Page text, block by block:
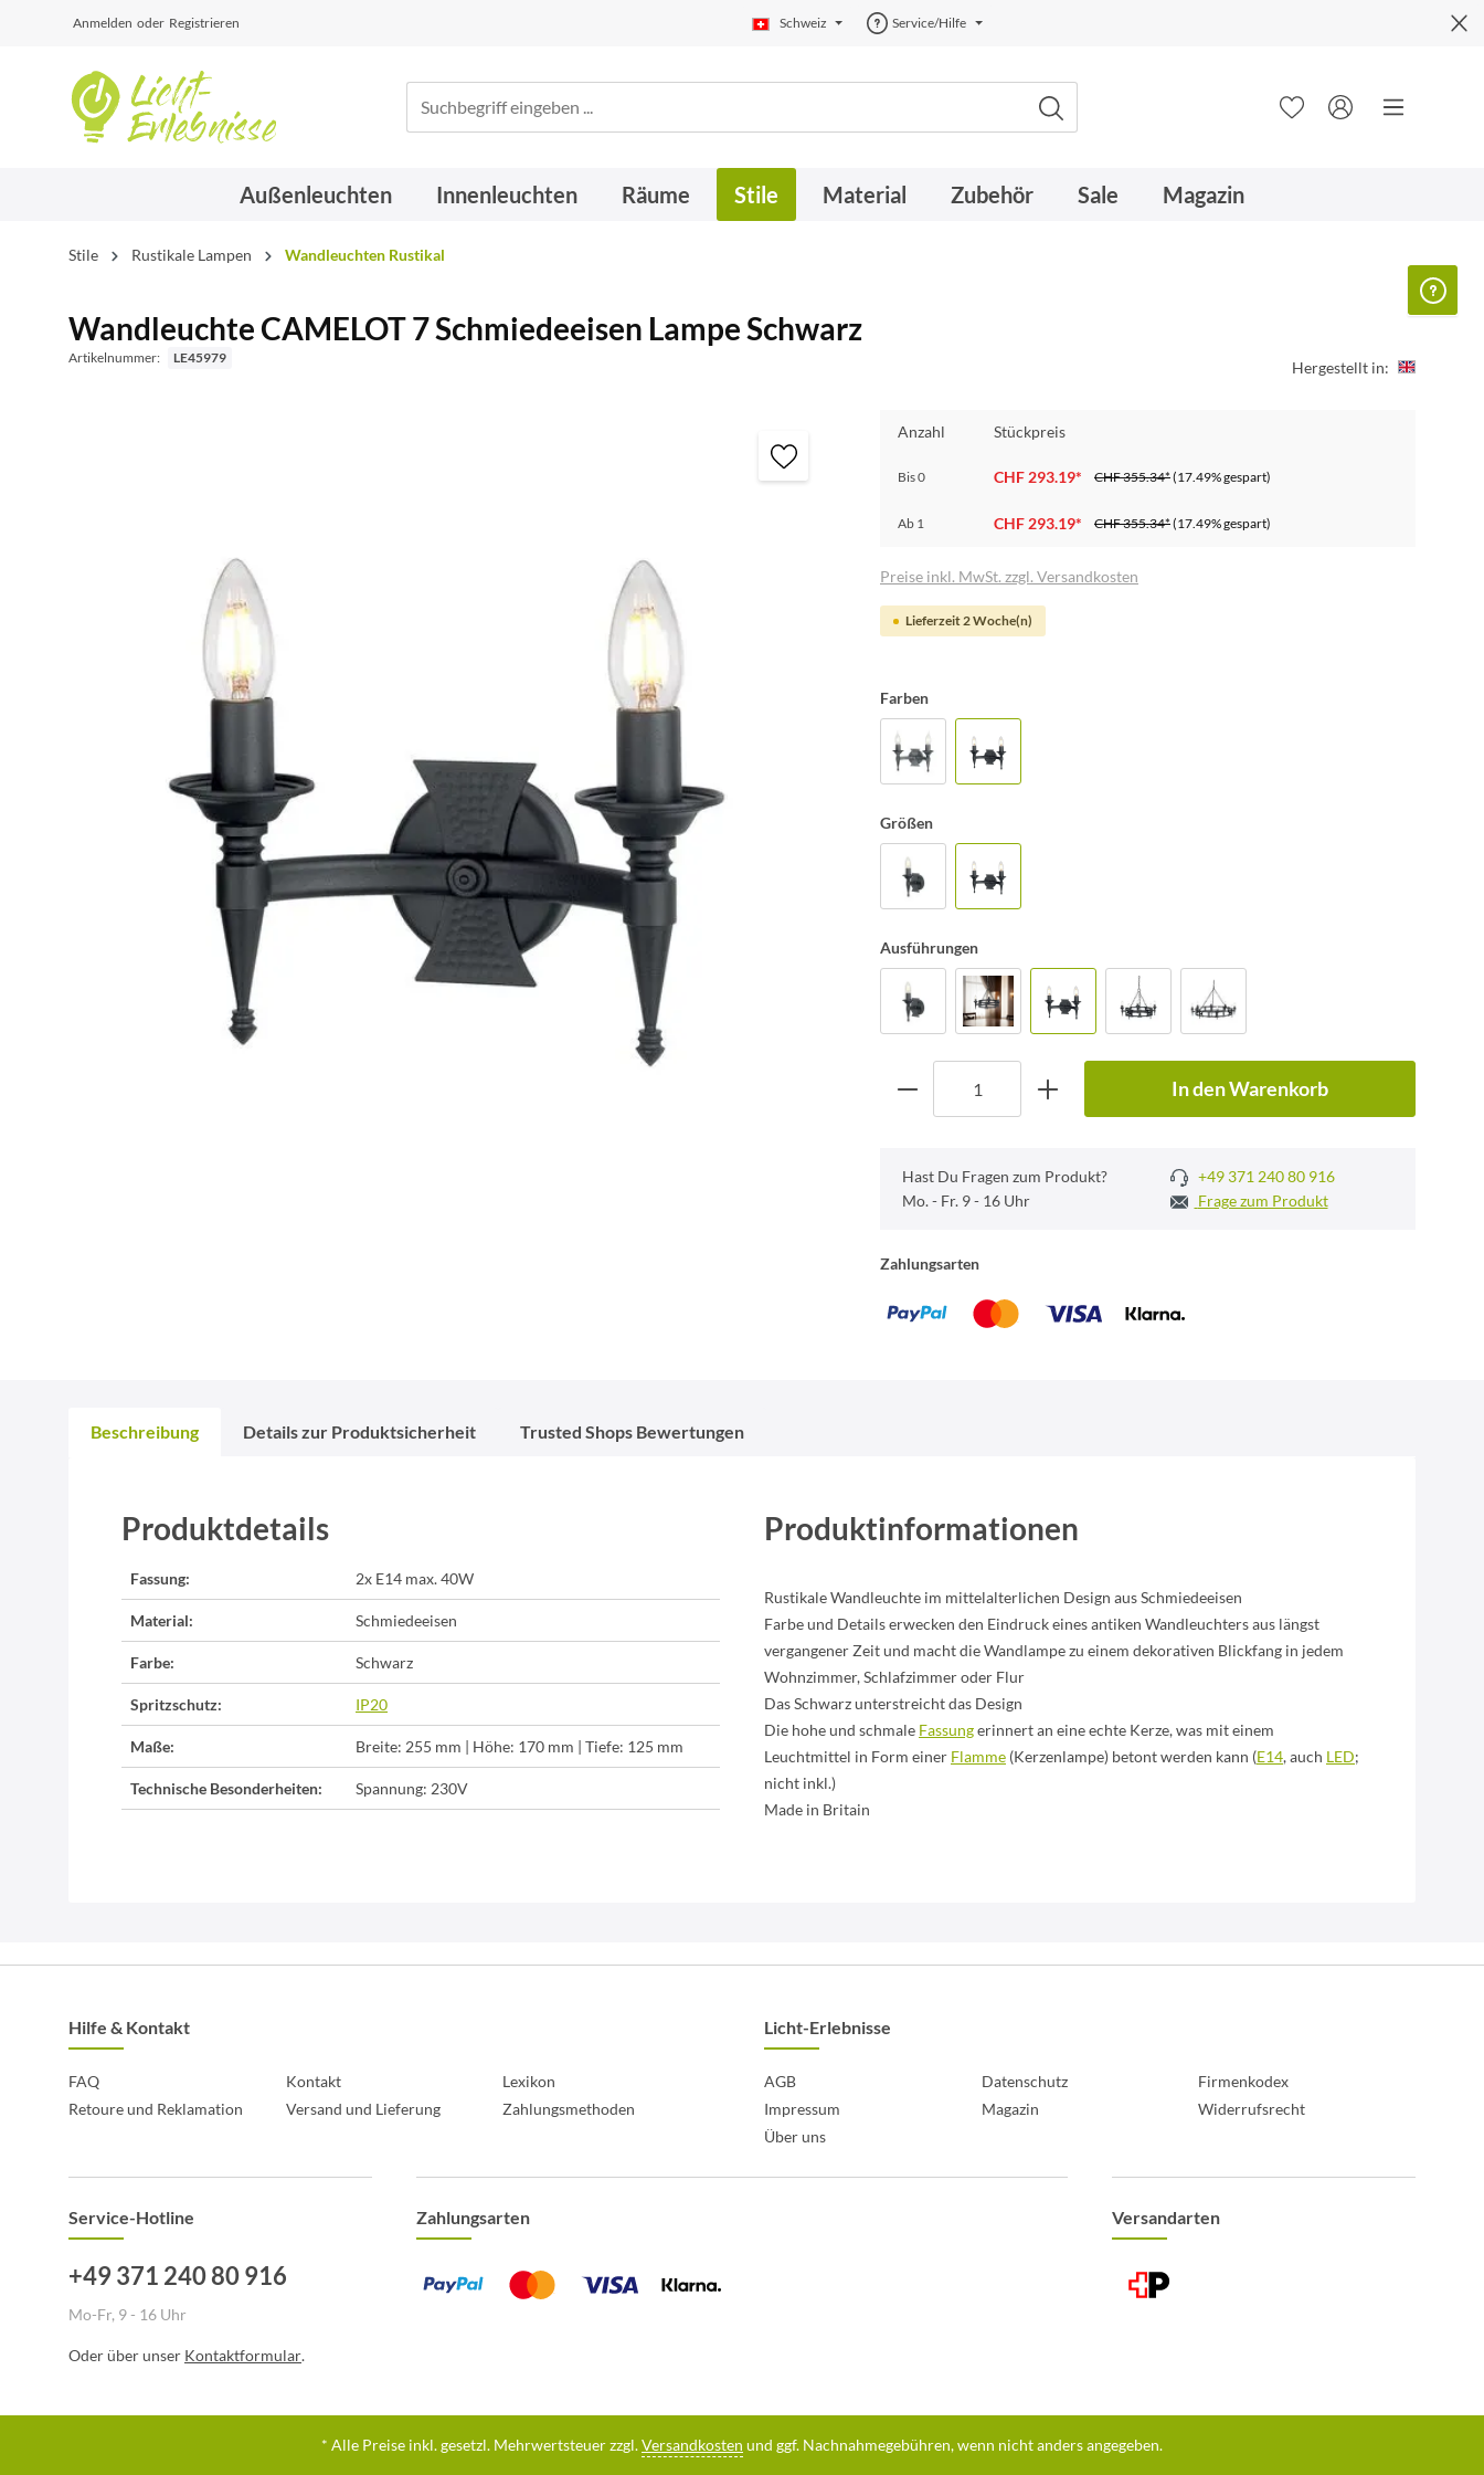
Anmelden oder Registrieren Schweiz Service/Hilfe
Außenleuchten Innenleuchten Räume Stile Material Zubehör Sale Magazin
Stile Rustikale Lampen Wandleuchten Rustikal
Wandleuchte CAMELOT 7 Schmiedeeisen Lampe Schwarz
Artikelnummer: LE45979 Hergestellt in:
Anzahl Stückpreis
Bis0 CHF 293.19* CHF 355.34*(17.49% gespart)
Ab 1 CHF 293.19* CHF 355.34*(17.49% gespart)
Preise inkl. MwSt. zzgl. Versandkosten
Lieferzeit 2 Woche(n)
Farben
Größen
Ausführungen
In den Warenkorb
Hast Du Fragen zum Produkt?
+49 371 240 80 916
Mo. - Fr. 9 - 16 Uhr
Frage zum Produkt
Zahlungsarten
Beschreibung Details zur Produktsicherheit Trusted Shops Bewertungen
Produktdetails
Fassung: 2x E14 max. 40W
Material: Schmiedeeisen
Farbe: Schwarz
Spritzschutz: IP20
Maße: Breite: 255 mm | Höhe: 170 mm | Tiefe: 125 mm
Technische Besonderheiten: Spannung: 230V
Produktinformationen
Rustikale Wandleuchte im mittelalterlichen Design aus Schmiedeeisen
Farbe und Details erwecken den Eindruck eines antiken Wandleuchters aus längst
vergangener Zeit und macht die Wandlampe zu einem dekorativen Blickfang in jedem
Wohnzimmer, Schlafzimmer oder Flur
Das Schwarz unterstreicht das Design
Die hohe und schmale Fassungerinnert an eine echte Kerze, was mit einem
Leuchtmittel in Form einer Flamme (Kerzenlampe) betont werden kann (E14, auch LED;
nicht inkl.)
Made in Britain
Service-Hotline
+49 371 240 80 916
Mo-Fr, 9 - 16 Uhr
Oder über unser Kontaktformular.
Hilfe & Kontakt
FAQ Kontakt
Lexikon
Retoure und Reklamation
Versand und Lieferung Zahlungsmethoden
Licht-Erlebnisse
AGB Datenschutz
Firmenkodex
Impressum
Magazin
Widerrufsrecht
Über uns
Zahlungsarten Versandarten
* Alle Preise inkl. gesetzl. Mehrwertsteuer zzgl.Versandkosten und ggf. Nachnahmegebühren, wenn nicht anders angegeben.